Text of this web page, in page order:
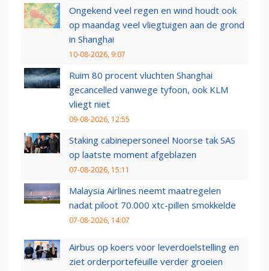
Ongekend veel regen en wind houdt ook
op maandag veel vliegtuigen aan de grond
in Shanghai
10-08-2026, 9:07
Ruim 80 procent vluchten Shanghai
gecancelled vanwege tyfoon, ook KLM
vliegt niet
09-08-2026, 12:55
Staking cabinepersoneel Noorse tak SAS
op laatste moment afgeblazen
07-08-2026, 15:11
Malaysia Airlines neemt maatregelen
nadat piloot 70.000 xtc-pillen smokkelde
07-08-2026, 14:07
Airbus op koers voor leverdoelstelling en
ziet orderportefeuille verder groeien